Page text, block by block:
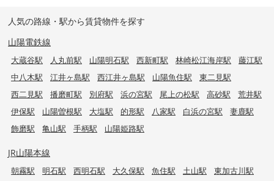
人気の路線・駅から賃貸物件を探す
山陽電鉄線
大蔵谷駅 人丸前駅 山陽明石駅 西新町駅 林崎松江海岸駅
藤江駅
中八木駅
江井ヶ島駅 西江井ヶ島駅 山陽魚住駅
東二見駅
西二見駅
播磨町駅 別府駅 浜の宮駅 尾上の松駅 高砂駅
荒井駅
伊保駅
山陽曽根駅 大塩駅 的形駅 八家駅 白浜の宮駅
妻鹿駅
飾磨駅
亀山駅 手柄駅 山陽姫路駅
JR山陽本線
朝霧駅 明石駅 西明石駅 大久保駅 魚住駅 土山駅
東加古川駅